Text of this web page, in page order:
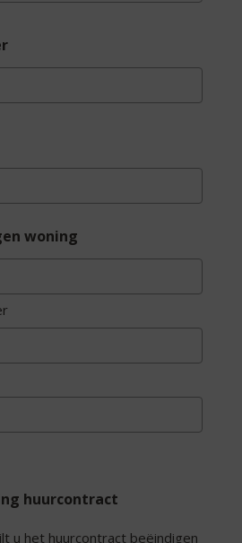
woning
huurcontract
u het huurcontract beëindigen